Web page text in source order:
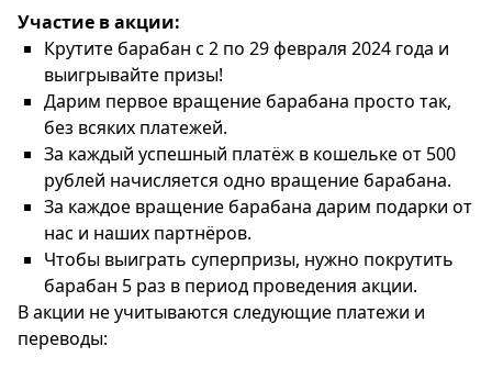
Участие в акции:
Крутите барабан с 2 по 29 февраля 2024 года и
выигрывайте призы!
Дарим первое вращение барабана просто так,
без всяких платежей.
За каждый успешный платёж в кошельке от 500
рублей начисляется одно вращение барабана.
За каждое вращение барабана дарим подарки от
нас и наших партнёров.
Чтобы выиграть суперпризы, нужно покрутить
барабан 5 раз в период проведения акции.
В акции не учитываются следующие платежи и
переводы: